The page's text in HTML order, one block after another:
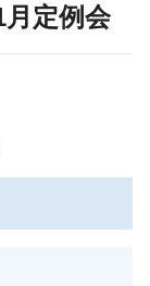
定例会